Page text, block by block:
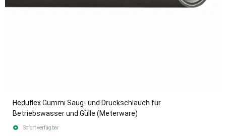
Heduflex Gummi Saug- und Druckschlauch für
Betriebswasser und Gülle (Meterware)
Sofort verfügbar